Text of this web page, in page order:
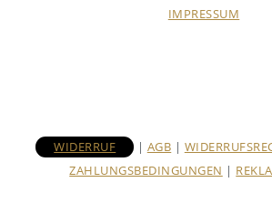
IMPRESSUM
WIDERRUF AGB
ZAHLUNGSBEDINGUNGEN